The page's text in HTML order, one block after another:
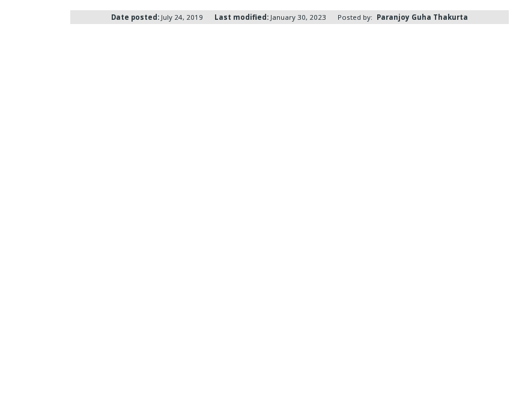
Date posted: July 24, 2019 Last modified: January 30, 2023 Posted by: Paranjoy Guha Thakurta